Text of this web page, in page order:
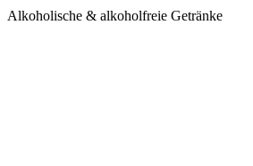
Alkoholische & alkoholfreie Getränke